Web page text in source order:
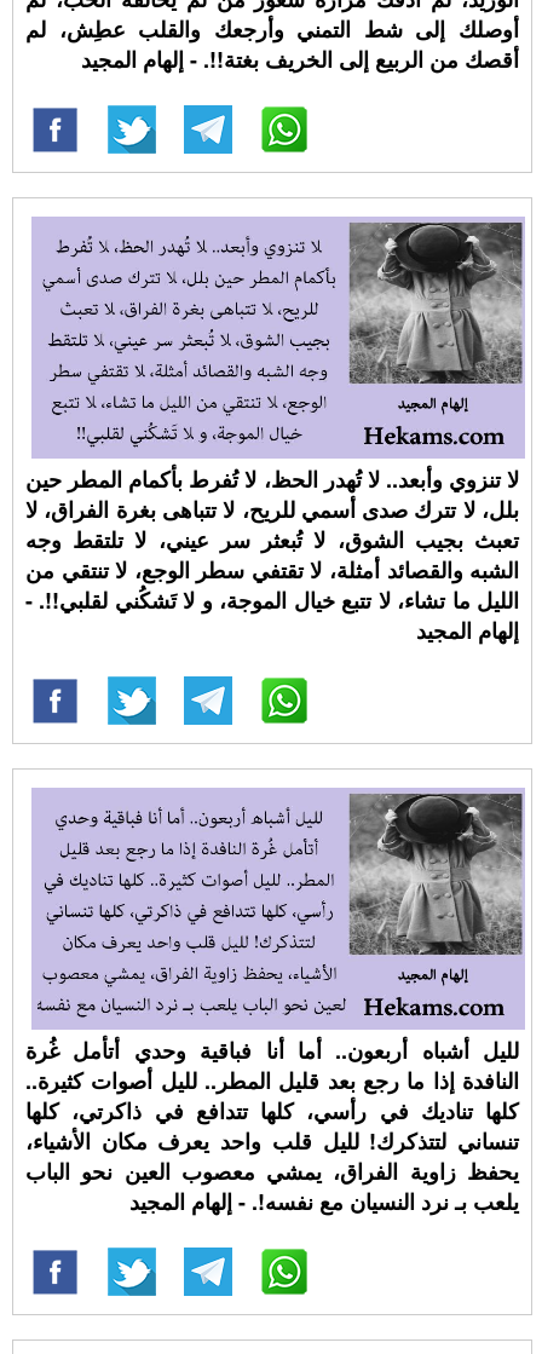
أوصلك إلى شط التمني وأرجعك والقلب عطِش، لم
أقصك من الربيع إلى الخريف بغتة!!. - إلهام المجيد
لا تنزوي وأبعد.. لا تُهدر الحظ، لا تُفرط بأكمام المطر حين
بلل، لا تترك صدى أسمي للريح، لا تتباهى بغرة الفراق، لا
تعبث بجيب الشوق، لا تُبعثر سر عيني، لا تلتقط وجه
الشبه والقصائد أمثلة، لا تقتفي سطر الوجع، لا تنتقي من
الليل ما تشاء، لا تتبع خيال الموجة، و لا تَشكُني لقلبي!!. -
إلهام المجيد
لليل أشباه أربعون.. أما أنا فباقية وحدي أتأمل غُرة
النافدة إذا ما رجع بعد قليل المطر.. لليل أصوات كثيرة..
كلها تناديك في رأسي، كلها تتدافع في ذاكرتي، كلها
تنساني لتتذكرك! لليل قلب واحد يعرف مكان الأشياء،
يحفظ زاوية الفراق، يمشي معصوب العين نحو الباب
يلعب بـ نرد النسيان مع نفسه!. - إلهام المجيد